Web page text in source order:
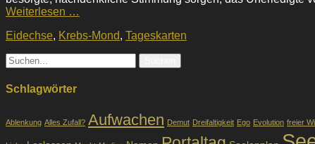
Weiterlesen …
Kategorien
Eidechse, Krebs-Mond, Tageskarten
Suche
nach:
Schlagwörter
Ablenkung Alles Zufall? Aufwachen Demut Dreifaltigkeit Ego Evolution freier